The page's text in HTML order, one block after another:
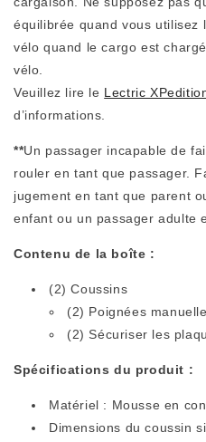
équilibrée quand vous utilisez
vélo quand le cargo est
vélo.
Veuillez lire le Lectric
d’informations.
**Un passager incapable de
rouler en tant que passager.
jugement en tant que parent
enfant ou un passager adulte
Contenu de la boîte :
(2) Coussins
(2) Poignées
(2) Sécuriser les
Spécifications du produit :
Matériel : Mousse en
Dimensions du coussin